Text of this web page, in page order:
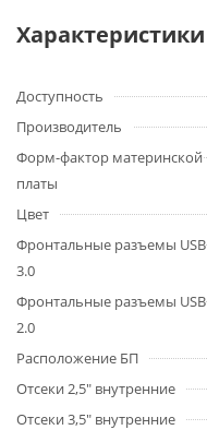
Характеристики
Доступность
Производитель
Форм-фактор материнской
платы
Цвет
Фронтальные разъемы USB
3.0
Фронтальные разъемы USB
2.0
Расположение БП
Отсеки 2,5" внутренние
Отсеки 3,5" внутренние